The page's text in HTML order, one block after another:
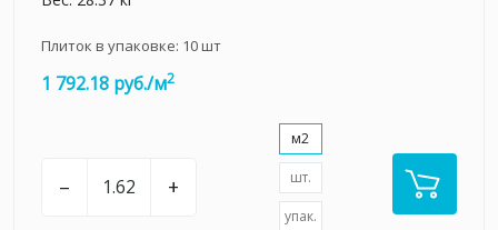
Плиток в упаковке: 10шт
1 792.18 руб./м2
– +
м2
шт.
упак.